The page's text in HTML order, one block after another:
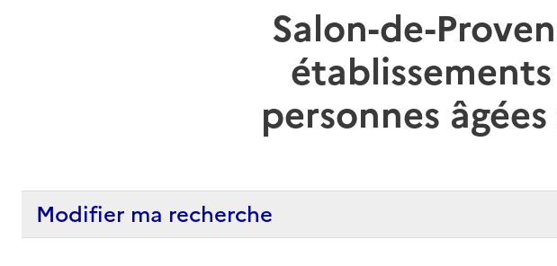
Salon-de-
personnes
Modifier ma recherche